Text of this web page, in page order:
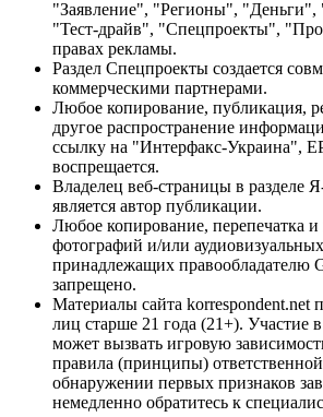
"Заявление", "Регионы",
"Тест-драйв", "Спецпроекты",
правах рекламы.
Раздел Спецпроекты создается
коммерческими партнерами.
Любое копирование, публикация,
другое распространение
ссылку на "Интерфакс-Украина",
воспрещается.
Владелец веб-страницы в разделе
является автор публикации.
Любое копирование, перепечатка и
фотографий и/или
принадлежащих правообладателю
запрещено.
Материалы сайта korrespondent.net
лиц старше 21 года (21+). Участие
может вызвать игровую
правила (принципы)
обнаружении первых признаков
немедленно обратитесь к